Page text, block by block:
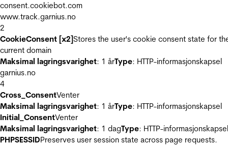
consent.cookiebot.com
www.track.garnius.no
2
CookieConsent [x2]Stores the user's cookie consent state for
current domain
Maksimal lagringsvarighet: 1 årType: HTTP-informasjonskapsel
garnius.no
4
Cross_ConsentVenter
Maksimal lagringsvarighet: 1 årType: HTTP-informasjonskapsel
Initial_ConsentVenter
Maksimal lagringsvarighet: 1 dagType: HTTP-informasjonskapsel
PHPSESSIDPreserves user session state across page requests.